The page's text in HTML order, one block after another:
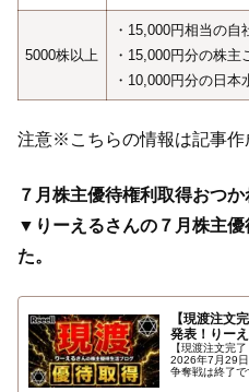
5000株以上
・15,000円相当の自
・15,000円分の株主
・10,000円分の日
注意※こちらの情報は記事作
７月株主優待権利取得おつか
▼りーえるさんの７月株主
た。
【現渡注文
発表！りー
【現渡注文完
2026年7月29
争奪戦は終了で